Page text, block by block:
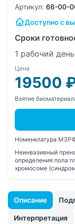
Описание
Интерпретация
Артикул: 66-00-
Доступно с
Сроки
1 рабочий день
Цена
19500
Взятие
Номенклатура
Неинвазивный
определения пола
хромосоме